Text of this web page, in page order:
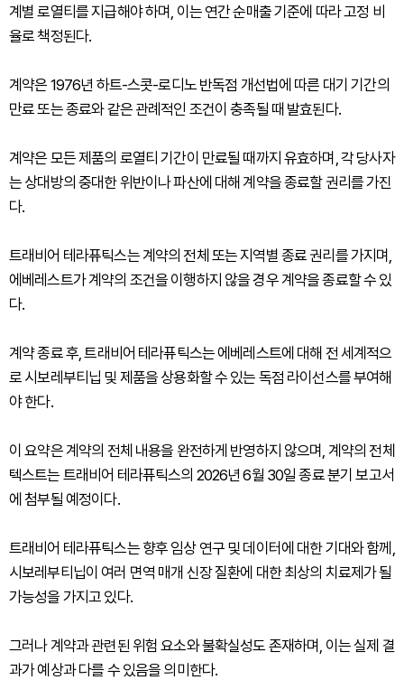
계별 로열티를 지급해야 하며, 이는 연간 순매출 기준에 따라 고정 비
율로 책정된다.
계약은 1976년 하트-스콧-로디노 반독점 개선법에 따른 대기 기간의
만료 또는 종료와 같은 관례적인 조건이 충족될 때 발효된다.
계약은 모든 제품의 로열티 기간이 만료될 때까지 유효하며, 각 당사자
는 상대방의 중대한 위반이나 파산에 대해 계약을 종료할 권리를 가진
다.
트래비어 테라퓨틱스는 계약의 전체 또는 지역별 종료 권리를 가지며,
에베레스트가 계약의 조건을 이행하지 않을 경우 계약을 종료할 수 있
다.
계약 종료 후, 트래비어 테라퓨틱스는 에베레스트에 대해 전 세계적으
로 시보레부티닙 및 제품을 상용화할 수 있는 독점 라이선스를 부여해
야 한다.
이 요약은 계약의 전체 내용을 완전하게 반영하지 않으며, 계약의 전체
텍스트는 트래비어 테라퓨틱스의 2026년 6월 30일 종료 분기 보고서
에 첨부될 예정이다.
트래비어 테라퓨틱스는 향후 임상 연구 및 데이터에 대한 기대와 함께,
시보레부티닙이 여러 면역 매개 신장 질환에 대한 최상의 치료제가 될
가능성을 가지고 있다.
그러나 계약과 관련된 위험 요소와 불확실성도 존재하며, 이는 실제 결
과가 예상과 다를 수 있음을 의미한다.